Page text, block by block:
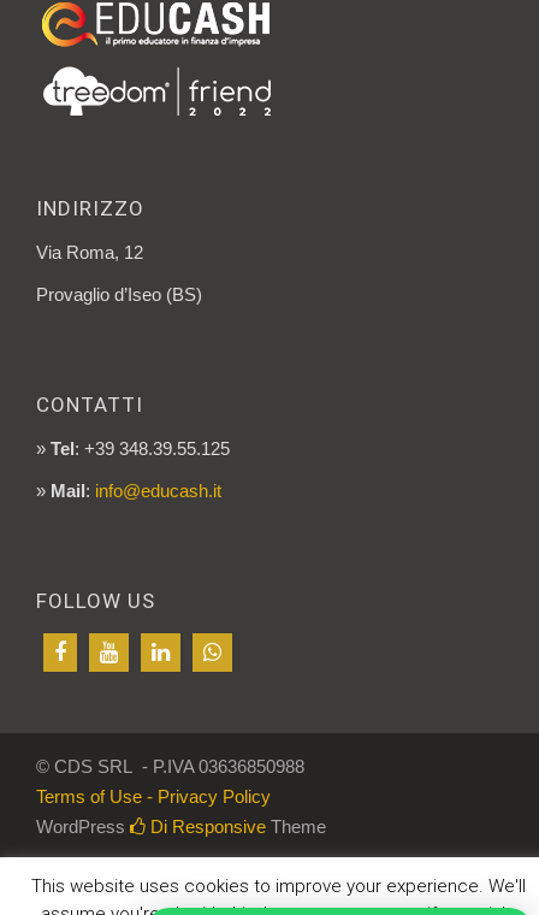
INDIRIZZO
Via Roma, 12
Provaglio d’Iseo (BS)
CONTATTI
» Tel: +39 348.39.55.125
» Mail: info@educash.it
FOLLOW US
© CDS SRL - P.IVA 03636850988
Terms of Use - Privacy Policy
WordPress
Di Responsive Theme
This website uses cookies to improve your experience. We'll